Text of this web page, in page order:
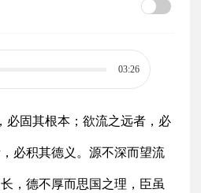
03:26
必固其根本；欲流之远者，必
必积其德义。源不深而望流
，德不厚而思国之理，臣虽